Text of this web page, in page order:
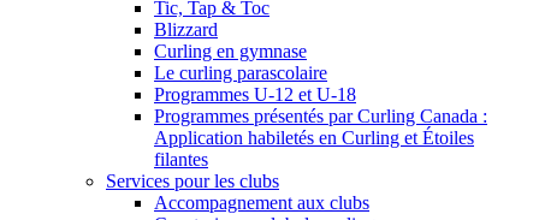
Tic, Tap & Toc
Blizzard
Curling en gymnase
Le curling parascolaire
Programmes U-12 et U-18
Programmes présentés par Curling Canada :
Application habiletés en Curling et Étoiles
filantes
Services pour les clubs
Accompagnement aux clubs